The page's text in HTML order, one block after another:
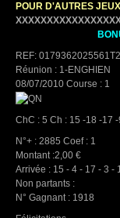
POUR D'AUTRES
REF:
Réunion : 1-ENGHIEN
08/07/2010 Course : 1
ChC : 5 Ch : 15 -18 -17 -
N°+ : 2885 Coef : 1
Montant :2,00 €
Arrivée : 15 - 4 - 17 - 3 -
Non partants :
N° Gagnant : 1918